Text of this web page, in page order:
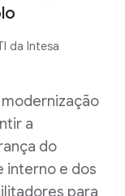
da Intesa
a
do
interno e dos
para